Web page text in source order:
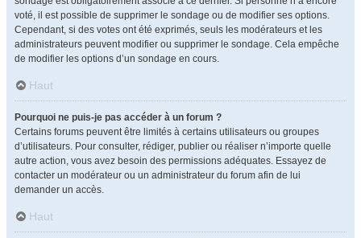
voté, il est possible de supprimer le sondage ou de modifier ses options.
Cependant, si des votes ont été exprimés, seuls les modérateurs et les
administrateurs peuvent modifier ou supprimer le sondage. Cela empêche
de modifier les options d’un sondage en cours.
Haut
Pourquoi ne puis-je pas accéder à un forum ?
Certains forums peuvent être limités à certains utilisateurs ou groupes
d’utilisateurs. Pour consulter, rédiger, publier ou réaliser n’importe quelle
autre action, vous avez besoin des permissions adéquates. Essayez de
contacter un modérateur ou un administrateur du forum afin de lui
demander un accès.
Haut